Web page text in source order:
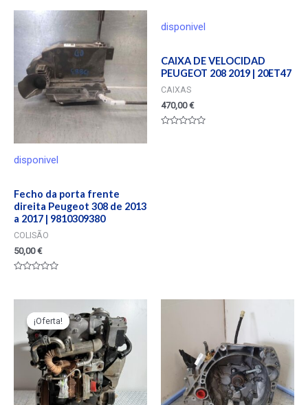
disponivel
Fecho da porta frente
direita Peugeot 308 de 2013
a 2017 | 9810309380
COLISÃO
50,00€
disponivel
CAIXA DE VELOCIDAD
PEUGEOT 208 2019 | 20ET47
CAIXAS
470,00€
¡Oferta!
¡Oferta!